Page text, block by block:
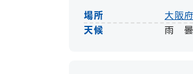
場所
大阪府
天候
雨 曇